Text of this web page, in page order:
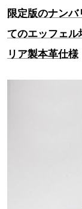
限定版のナン
てのエッフェル
リア製本革仕様